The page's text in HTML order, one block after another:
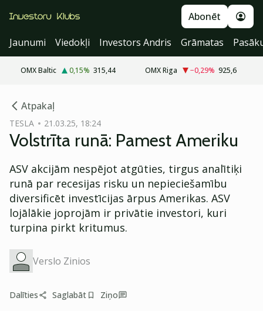
Abonēt
Jaunumi
Viedokļi Investors Andris Grāmatas
OMX Baltic 0,15% 315,44 OMX Riga −0,29% 925,6
Atpakaļ
TESLA 21.03.25, 18:24
Volstrīta runā: Pamest Ameriku
ASV akcijām nespējot atgūties, tirgus analītiķi
runā par recesijas risku un nepieciešamību
diversificēt investīcijas ārpus Amerikas. ASV
lojālākie joprojām ir privātie investori, kuri
turpina pirkt kritumus.
Verslo Zinios
Dalīties Saglabāt Ziņo